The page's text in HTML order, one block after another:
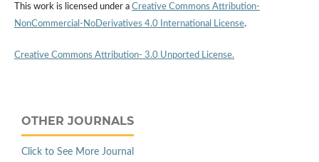
This work is licensed under a Creative Commons Attribution-
NonCommercial-NoDerivatives 4.0 International License.
Creative Commons Attribution- 3.0 Unported License.
OTHER JOURNALS
Click to See More Journal